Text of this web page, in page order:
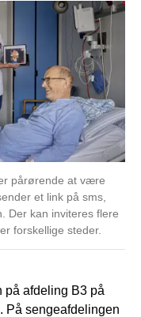
pårørende at være
et link på sms,
Der kan inviteres flere
forskellige steder.
på afdeling B3 på
På sengeafdelingen